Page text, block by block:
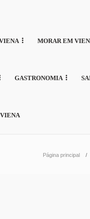
MORAR EM
GASTRONOMIA
Página principal